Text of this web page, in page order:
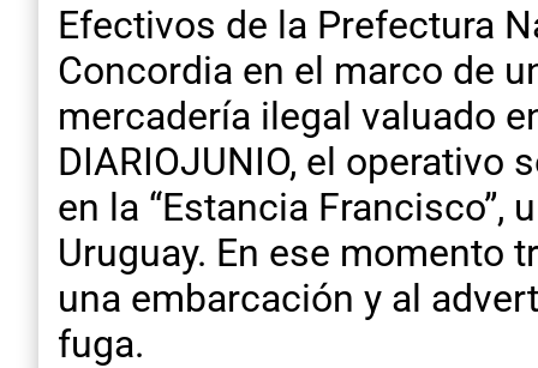
Efectivos de la Prefectura
Concordia en el marco de
mercadería ilegal valuado
DIARIOJUNIO, el
en la “Estancia
Uruguay. En ese momento
una embarcación y al
fuga.